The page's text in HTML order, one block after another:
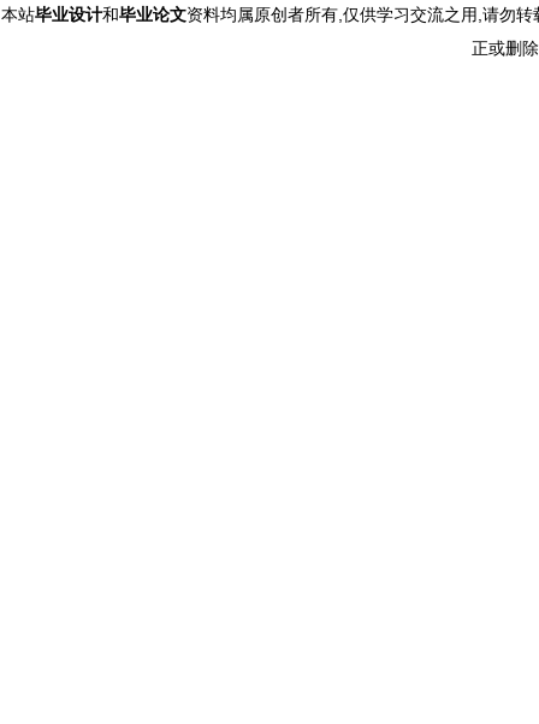
本站毕业设计和毕业论文资料均属原创者所有,仅供学习交流之用,请勿
正或删